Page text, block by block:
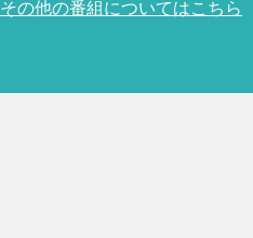
その他の番組についてはこちら